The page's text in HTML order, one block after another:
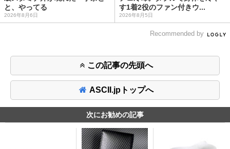
と、やってる
2026年8月6日
す1着2役のファン付きウ...
2026年8月5日
Recommended by
この記事の先頭へ
ASCII.jpトップへ
次にお勧めの記事